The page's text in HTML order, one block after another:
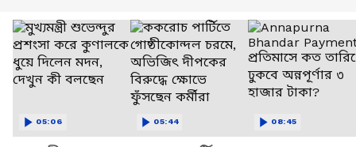
05:06 05:44 08:45